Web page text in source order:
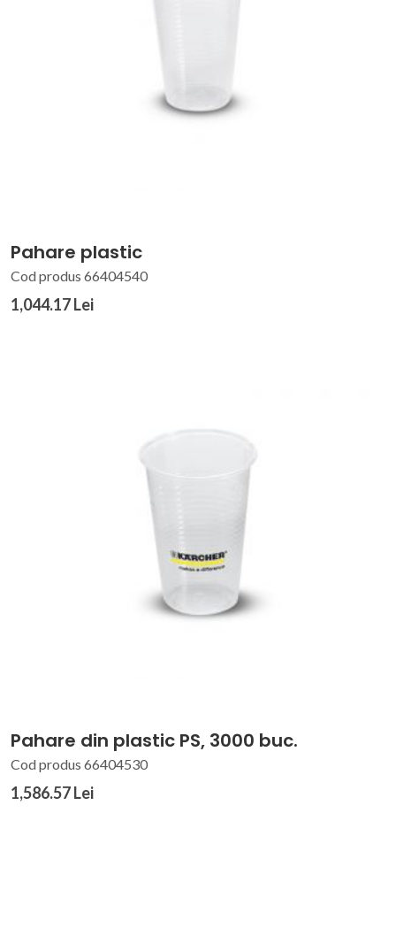
Pahare plastic
Cod produs 66404540
1,044.17 Lei
Pahare din plastic PS, 3000 buc.
Cod produs 66404530
1,586.57 Lei